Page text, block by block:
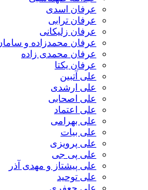
عرفان اسدی
عرفان ترابی
عرفان زلیکانی
عرفان محمدزاده و سامان داداشی
عرفان محمدی زاده
عرفان یکتا
علی آتبین
علی ارشدی
علی اصحابی
علی اعتماد
علی بهرامی
علی بیات
علی پرویزی
علی پی جی
علی پیشتاز و مهدی آذر
علی توحید
علی جعفری